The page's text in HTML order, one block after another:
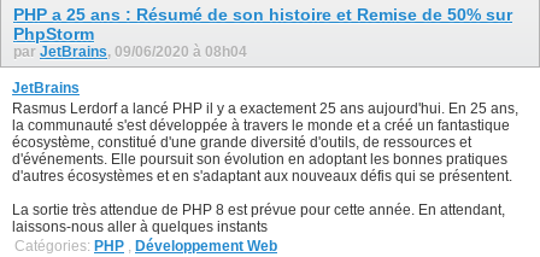
PHP a 25 ans : Résumé de son histoire et Remise de 50% sur
PhpStorm
par JetBrains, 09/06/2020 à 08h04
JetBrains
Rasmus Lerdorf a lancé PHP il y a exactement 25 ans aujourd'hui. En 25 ans,
la communauté s'est développée à travers le monde et a créé un fantastique
écosystème, constitué d'une grande diversité d'outils, de ressources et
d'événements. Elle poursuit son évolution en adoptant les bonnes pratiques
d'autres écosystèmes et en s'adaptant aux nouveaux défis qui se présentent.
La sortie très attendue de PHP 8 est prévue pour cette année. En attendant,
laissons-nous aller à quelques instants
Catégories: PHP , Développement Web